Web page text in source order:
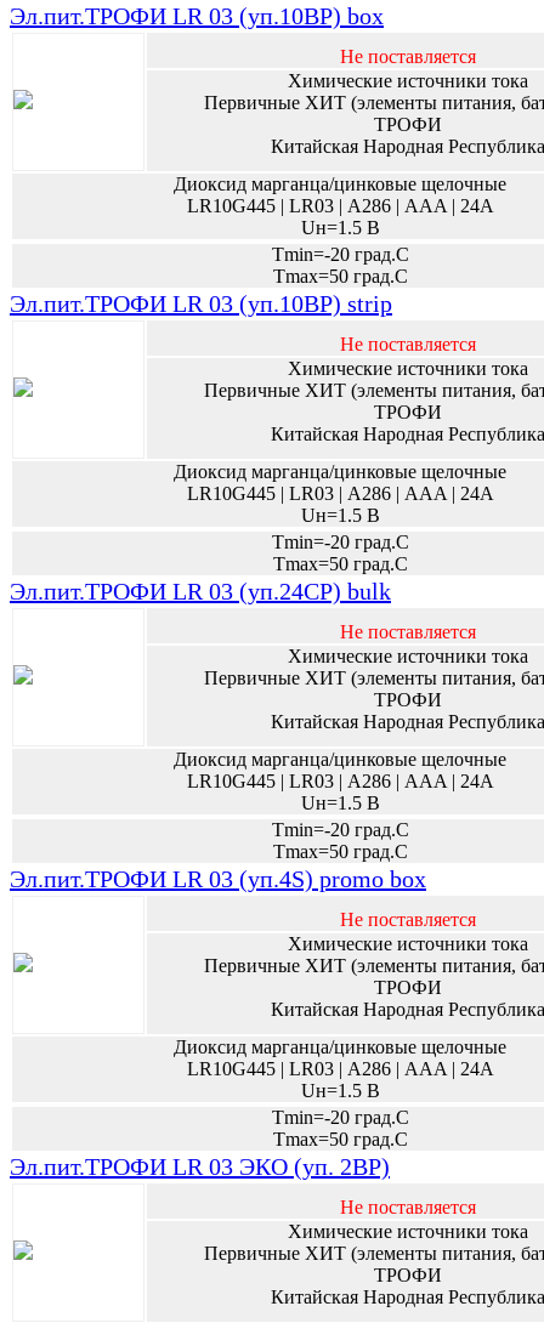
Эл.пит.ТРОФИ LR 03 (уп.10BP) box
Не поставляется
Химические источники тока
Первичные ХИТ (элементы питания,
ТРОФИ
Китайская Народная Республика
Диоксид марганца/цинковые щелочные
LR10G445 | LR03 | А286 | AAA | 24A
Uн=1.5 В
Tmin=-20 град.С
Tmax=50 град.С
Эл.пит.ТРОФИ LR 03 (уп.10BP) strip
Не поставляется
Химические источники тока
Первичные ХИТ (элементы питания,
ТРОФИ
Китайская Народная Республика
Диоксид марганца/цинковые щелочные
LR10G445 | LR03 | А286 | AAA | 24A
Uн=1.5 В
Tmin=-20 град.С
Tmax=50 град.С
Эл.пит.ТРОФИ LR 03 (уп.24CP) bulk
Не поставляется
Химические источники тока
Первичные ХИТ (элементы питания,
ТРОФИ
Китайская Народная Республика
Диоксид марганца/цинковые щелочные
LR10G445 | LR03 | А286 | AAA | 24A
Uн=1.5 В
Tmin=-20 град.С
Tmax=50 град.С
Эл.пит.ТРОФИ LR 03 (уп.4S) promo box
Не поставляется
Химические источники тока
Первичные ХИТ (элементы питания,
ТРОФИ
Китайская Народная Республика
Диоксид марганца/цинковые щелочные
LR10G445 | LR03 | А286 | AAA | 24A
Uн=1.5 В
Tmin=-20 град.С
Tmax=50 град.С
Эл.пит.ТРОФИ LR 03 ЭКО (уп. 2BP)
Не поставляется
Химические источники тока
Первичные ХИТ (элементы питания,
ТРОФИ
Китайская Народная Республика